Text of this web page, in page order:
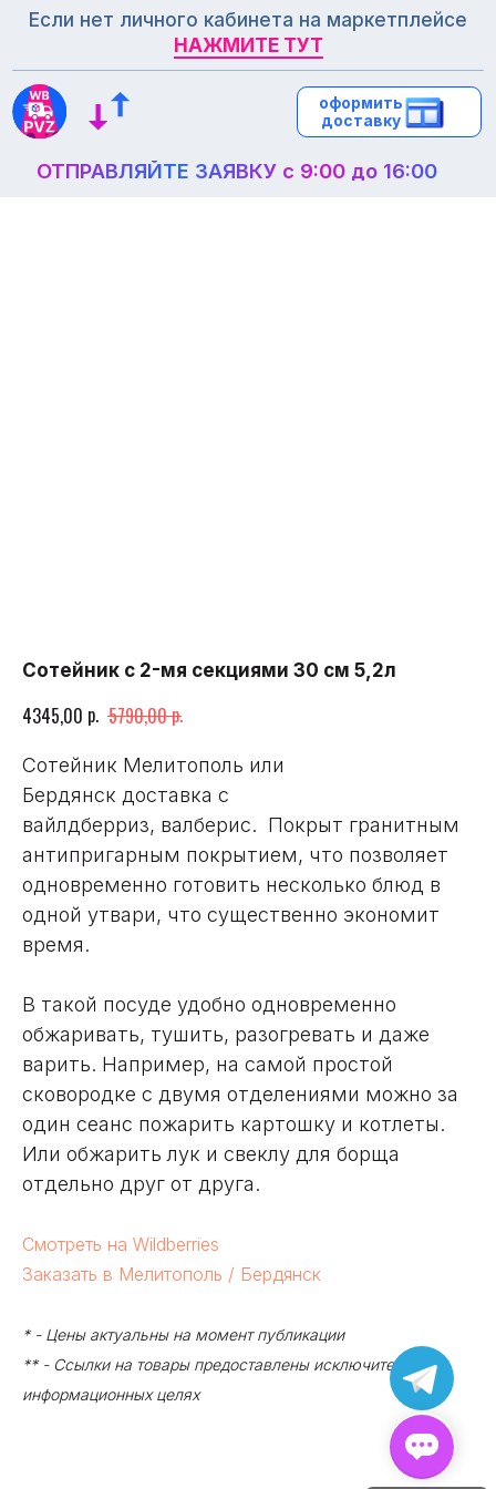
Если нет личного кабинета на маркетплейсе
НАЖМИТЕ ТУТ
оформить
доставку
НАЖМИТЕ ТУТ
оформить
доставку
Сотейник с 2-мя секциями 30 см 5,2л
4345,00 р. 5790,00р.
Сотейник Мелитополь или
Бердянск доставка с
вайлдберриз, валберис. Покрыт гранитным
антипригарным покрытием, что позволяет
одновременно готовить несколько блюд в
одной утвари, что существенно экономит
время.
В такой посуде удобно одновременно
обжаривать, тушить, разогревать и даже
варить. Например, на самой простой
сковородке с двумя отделениями можно за
один сеанс пожарить картошку и котлеты.
Или обжарить лук и свеклу для борща
отдельно друг от друга.
Смотреть на Wildberries
Заказать в Мелитополь / Бердянск
* - Цены актуальны на момент публикации
** - Ссылки на товары предоставлены исключительно в
информационных целях